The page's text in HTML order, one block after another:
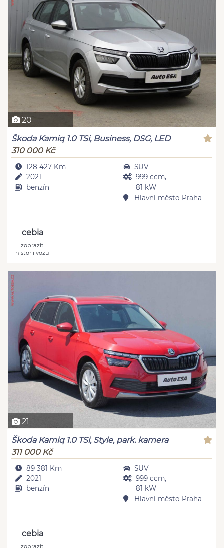
20
Škoda Kamiq 1.0 TSi, Business, DSG, LED
310 000 Kč
128 427 Km
2021
benzín
SUV
999 ccm,
81 kW
Hlavní město Praha
cebia
zobrazit
historii vozu
21
Škoda Kamiq 1.0 TSi, Style, park. kamera
311 000 Kč
89 381 Km
2021
benzín
SUV
999 ccm,
81 kW
Hlavní město Praha
cebia
zobrazit